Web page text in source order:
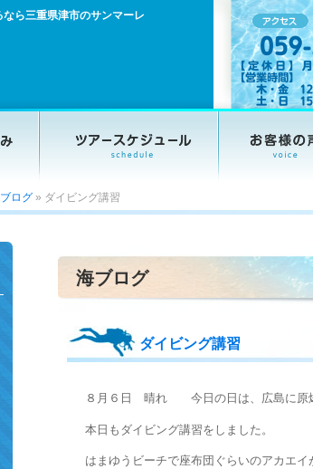
ら三重県津市のサンマーレ
ログ » ダイビング講習
海ブログ
ダイビング講習
８月６日 晴れ 今日の日は、広島に原爆
本日もダイビング講習をしました。
はまゆうビーチで座布団ぐらいのアカエイ